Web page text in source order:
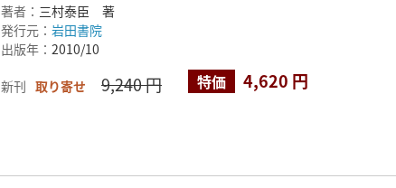
著者： 三村泰臣 著
発行元： 岩田書院
出版年： 2010/10
新刊 取り寄せ 9,240 円 特価 4,620 円